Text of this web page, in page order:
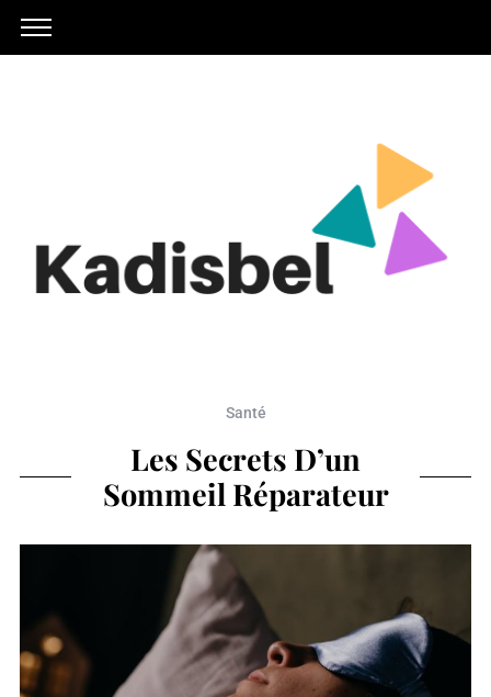
Santé
Les Secrets D’un
Sommeil Réparateur